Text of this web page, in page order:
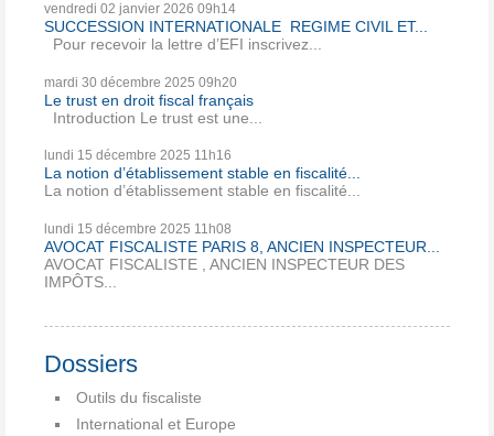
vendredi 02 janvier 2026 09h14
SUCCESSION INTERNATIONALE REGIME CIVIL ET...
Pour recevoir la lettre d’EFI inscrivez...
mardi 30 décembre 2025 09h20
Le trust en droit fiscal français
Introduction Le trust est une...
lundi 15 décembre 2025 11h16
La notion d’établissement stable en fiscalité...
La notion d’établissement stable en fiscalité...
lundi 15 décembre 2025 11h08
AVOCAT FISCALISTE PARIS 8, ANCIEN INSPECTEUR...
AVOCAT FISCALISTE , ANCIEN INSPECTEUR DES
IMPÔTS...
Dossiers
Outils du fiscaliste
International et Europe